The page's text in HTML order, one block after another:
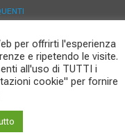
per offrirti l'esperienza
e ripetendo le visite.
all'uso di TUTTI i
cookie" per fornire